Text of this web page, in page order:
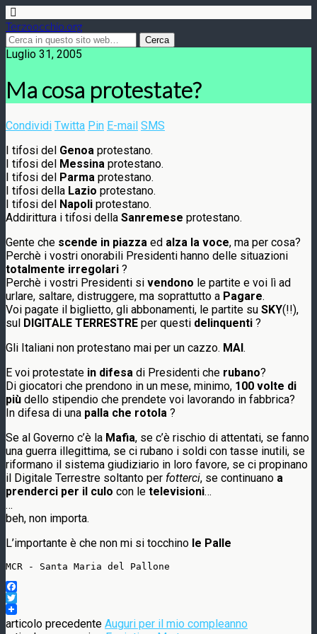
Terzoocchio.org
Luglio 31, 2005
Ma cosa protestate?
Condividi Twitta Pin E-mail SMS
I tifosi del Genoa protestano.
I tifosi del Messina protestano.
I tifosi del Parma protestano.
I tifosi della Lazio protestano.
I tifosi del Napoli protestano.
Addirittura i tifosi della Sanremese protestano.
Gente che scende in piazza ed alza la voce, ma per cosa?
Perchè i vostri onorabili Presidenti hanno delle situazioni
totalmente irregolari ?
Perchè i vostri Presidenti si vendono le partite e voi lì ad
urlare, saltare, distruggere, ma soprattutto a Pagare.
Voi pagate il biglietto, gli abbonamenti, le partite su SKY(!!),
sul DIGITALE TERRESTRE per questi delinquenti ?
Gli Italiani non protestano mai per un cazzo. MAI.
E voi protestate in difesa di Presidenti che rubano?
Di giocatori che prendono in un mese, minimo, 100 volte di
più dello stipendio che prendete voi lavorando in fabbrica?
In difesa di una palla che rotola ?
Se al Governo c’è la Mafia, se c’è rischio di attentati, se fanno
una guerra illegittima, se ci rubano i soldi con tasse inutili, se
riformano il sistema giudiziario in loro favore, se ci propinano
il Digitale Terrestre soltanto per fotterci, se continuano a
prenderci per il culo con le televisioni…
…
beh, non importa.
L’importante è che non mi si tocchino le Palle
MCR - Santa Maria del Pallone
Facebook
Twitter
articolo precedente Auguri per il mio compleanno